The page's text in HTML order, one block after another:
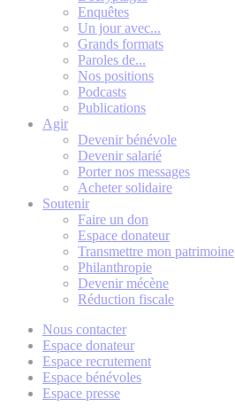
Enquêtes
Un jour avec...
Grands formats
Paroles de...
Nos positions
Podcasts
Publications
Agir
Devenir bénévole
Devenir salarié
Porter nos messages
Acheter solidaire
Soutenir
Faire un don
Espace donateur
Transmettre mon patrimoine
Philanthropie
Devenir mécène
Réduction fiscale
Nous contacter
Espace donateur
Espace recrutement
Espace bénévoles
Espace presse